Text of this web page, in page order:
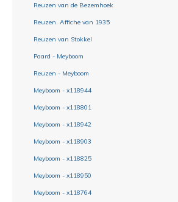
Reuzen van de Bezemhoek
Reuzen. Affiche van 1935
Reuzen van Stokkel
Paard - Meyboom
Reuzen - Meyboom
Meyboom - x118944
Meyboom - x118801
Meyboom - x118942
Meyboom - x118903
Meyboom - x118825
Meyboom - x118950
Meyboom - x118764